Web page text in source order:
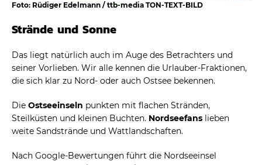
Foto: Rüdiger Edelmann / ttb-media TON-TEXT-BILD
Strände und Sonne
Das liegt natürlich auch im Auge des Betrachters und
seiner Vorlieben. Wir alle kennen die Urlauber-Fraktionen,
die sich klar zu Nord- oder auch Ostsee bekennen.
Die Ostseeinseln punkten mit flachen Stränden,
Steilküsten und kleinen Buchten. Nordseefans lieben
weite Sandstrände und Wattlandschaften.
Nach Google-Bewertungen führt die Nordseeinsel